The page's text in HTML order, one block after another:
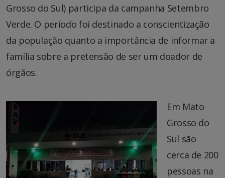
Grosso do Sul) participa da campanha Setembro
Verde. O período foi destinado a conscientização
da população quanto a importância de informar a
família sobre a pretensão de ser um doador de
órgãos.
Em Mato
Grosso do
Sul são
cerca de 200
pessoas na